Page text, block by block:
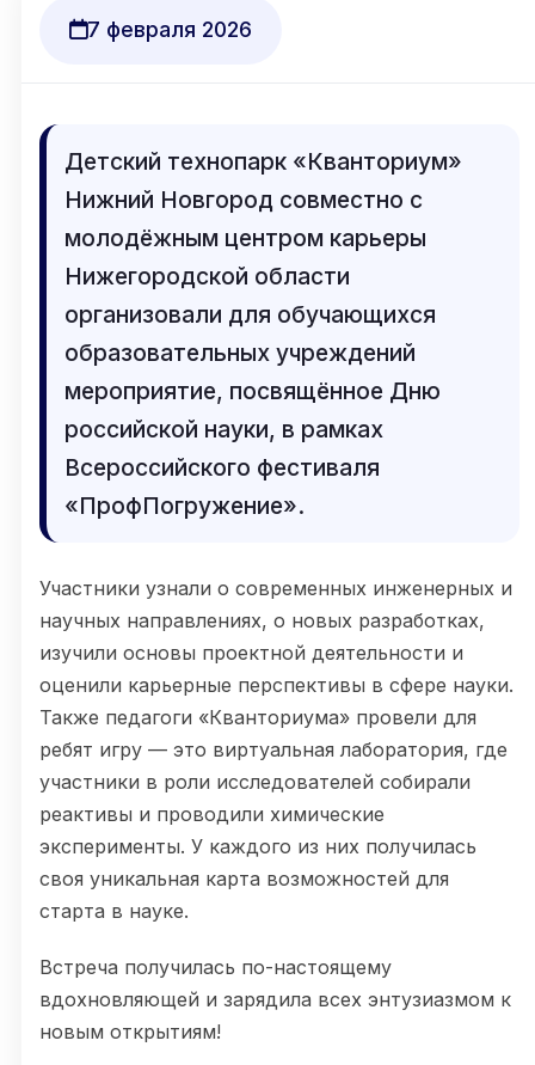
7 февраля 2026
Детский технопарк «Кванториум»
Нижний Новгород совместно с
молодёжным центром карьеры
Нижегородской области
организовали для обучающихся
образовательных учреждений
мероприятие, посвящённое Дню
российской науки, в рамках
Всероссийского фестиваля
«ПрофПогружение».
Участники узнали о современных инженерных и
научных направлениях, о новых разработках,
изучили основы проектной деятельности и
оценили карьерные перспективы в сфере науки.
Также педагоги «Кванториума» провели для
ребят игру — это виртуальная лаборатория, где
участники в роли исследователей собирали
реактивы и проводили химические
эксперименты. У каждого из них получилась
своя уникальная карта возможностей для
старта в науке.
Встреча получилась по-настоящему
вдохновляющей и зарядила всех энтузиазмом к
новым открытиям!